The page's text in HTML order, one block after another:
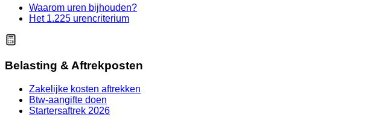
Waarom uren bijhouden?
Het 1.225 urencriterium
Belasting & Aftrekposten
Zakelijke kosten aftrekken
Btw-aangifte doen
Startersaftrek 2026